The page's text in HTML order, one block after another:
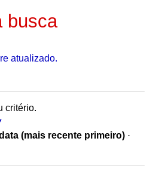
busca
atualizado.
critério.
(mais recente primeiro) ·